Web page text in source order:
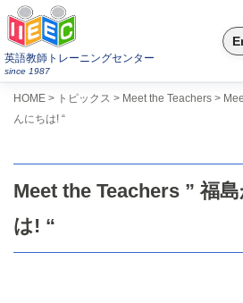
コ
ン
キ
プ
英語教師トレーニングセンター
since 1987
HOME > トピックス > Meet the Teachers >
んにちは! “
Meet the Teachers ” 福
は! “